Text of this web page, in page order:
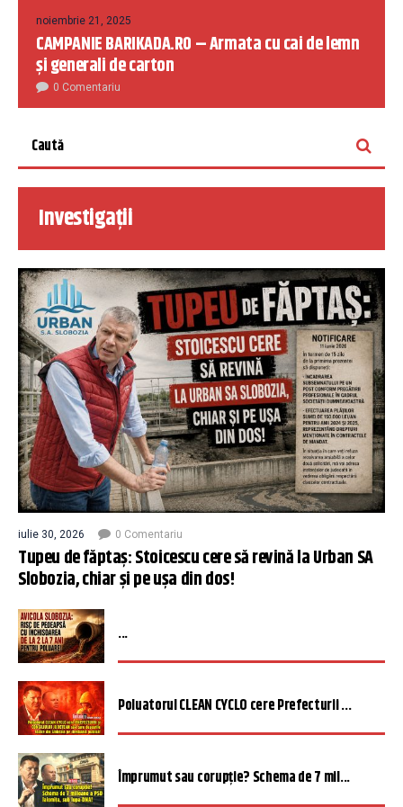
noiembrie 21, 2025
CAMPANIE BARIKADA.RO – Armata cu cai de lemn
și generali de carton
0 Comentariu
Investigații
iulie 30, 2026 0 Comentariu
Tupeu de făptaș: Stoicescu cere să revină la Urban SA
Slobozia, chiar și pe ușa din dos!
...
Poluatorul CLEAN CYCLO cere Prefecturii ...
Împrumut sau corupție? Schema de 7 mil...